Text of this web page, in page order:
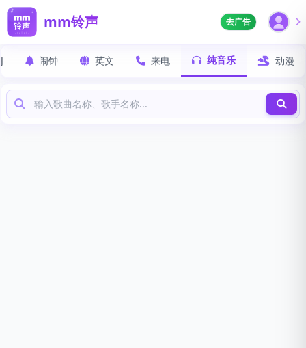
mm铃声 去广告
闹钟 英文 来电 纯音乐 动漫